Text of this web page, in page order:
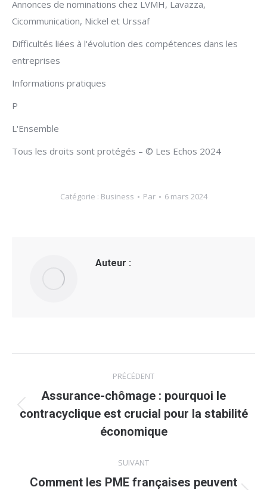
Annonces de nominations chez LVMH, Lavazza,
Cicommunication, Nickel et Urssaf
Difficultés liées à l'évolution des compétences dans les
entreprises
Informations pratiques
P
L'Ensemble
Tous les droits sont protégés – © Les Echos 2024
Catégorie : Business Par 6 mars 2024
Auteur :
article
PRÉCÉDENT
Article
précédent
Assurance-chômage : pourquoi le
contracyclique est crucial pour la stabilité
économique
SUIVANT
Comment les PME françaises peuvent